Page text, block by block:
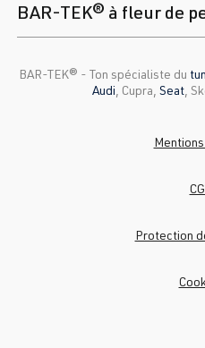
BAR-TEK® à fleur de
BAR-TEK®️ - Ton spécialiste du
Audi , Cupra, Seat ,
Protection